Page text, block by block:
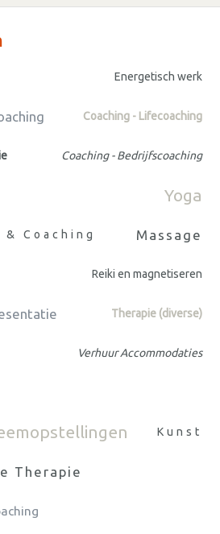
Energetisch werk
Coaching - Lifecoaching
Coaching - Bedrijfscoaching
Yoga
Coaching Massage
Reiki en magnetiseren
Therapie (diverse)
Verhuur Accommodaties
Kunst
Therapie